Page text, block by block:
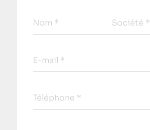
Nom * Société *
E-mail *
Téléphone *